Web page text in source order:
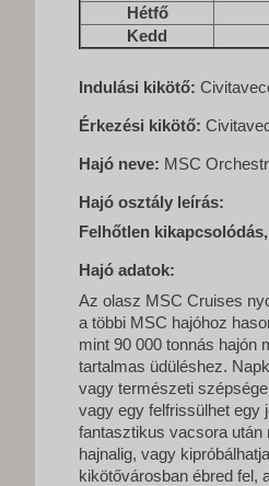
Hétfő
Kedd
Indulási kikötő:
Érkezési kikötő:
Hajó neve: MSC
Hajó osztály leírás:
Felhőtlen
Hajó adatok:
Az olasz MSC Cruises
a többi MSC hajóhoz
mint 90 000 tonnás hajón
tartalmas üdüléshez.
vagy természeti
vagy egy felfrissülhet egy
fantasztikus vacsora után
hajnalig, vagy
kikötővárosban ébred fel,